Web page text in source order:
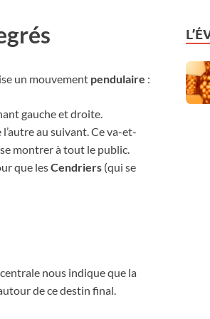
un mouvement pendulaire :
gauche et droite.
l’autre au suivant. Ce va-et-
montrer à tout le public.
que lesCendriers (qui se
nous indique que la
de ce destin final.